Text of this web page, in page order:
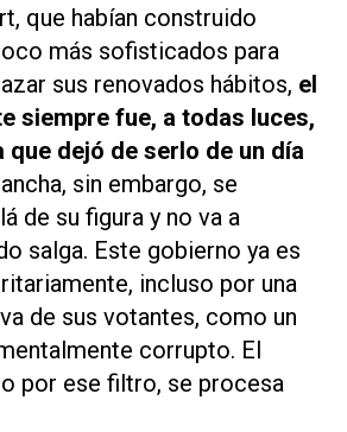
que habían construido
más sofisticados para
sus renovados hábitos, el
siempre fue, a todas luces,
que dejó de serlo de un día
sin embargo, se
de su figura y no va a
salga. Este gobierno ya es
incluso por una
de sus votantes, como un
corrupto. El
por ese filtro, se procesa